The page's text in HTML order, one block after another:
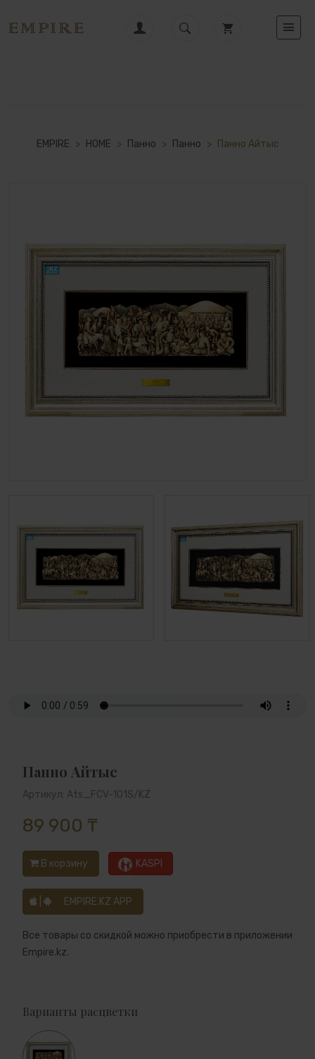
EMPIRE > HOME > Панно > Панно > Панно Айтыс
Панно Айтыс
Артикул: Ats_FCV-101S/KZ
89 900 ₸
В корзину KASPI
EMPIRE.KZ APP
Все товары со скидкой можно приобрести в приложении
Empire.kz.
Варианты расцветки